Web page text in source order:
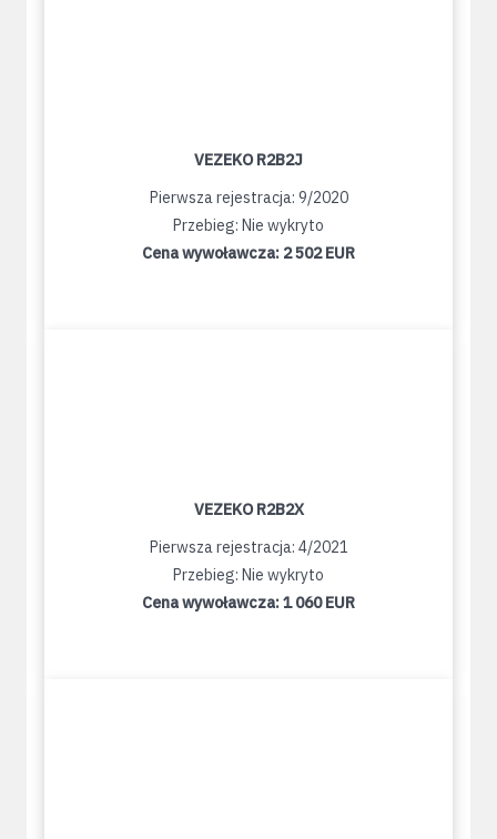
VEZEKO R2B2J
Pierwsza rejestracja: 9/2020
Przebieg: Nie wykryto
Cena wywoławcza: 2 502 EUR
VEZEKO R2B2X
Pierwsza rejestracja: 4/2021
Przebieg: Nie wykryto
Cena wywoławcza:1 060 EUR